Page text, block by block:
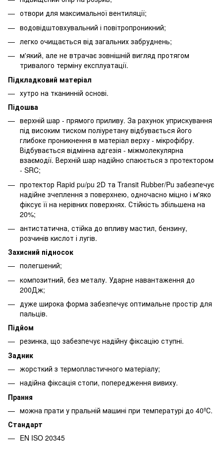
отвори для максимальної вентиляції;
водовідштовхувальний і повітропроникний;
легко очищається від загальних забруднень;
м'який, але не втрачає зовнішній вигляд протягом
тривалого терміну експлуатації.
Підкладковий матеріал
хутро на тканинній основі.
Підошва
верхній шар - прямого приливу. За рахунок уприскування
під високим тиском поліуретану відбувається його
глибоке проникнення в матеріал верху - мікрофібру.
Відбувається відмінна адгезія - міжмолекулярна
взаємодії. Верхній шар надійно спаюється з протектором
- SRC;
протектор Rapid pu/pu 2D та Transit Rubber/Pu забезпечує
надійне зчеплення з поверхнею, одночасно міцно і м'яко
фіксує її на нерівних поверхнях. Стійкість збільшена на
20%;
антистатична, стійка до впливу мастил, бензину,
розчинів кислот і лугів.
Захисний підносок
полегшений;
композитний, без металу. Ударне навантаження до
200Дж;
дуже широка форма забезпечує оптимальне простір для
пальців.
Підйом
резинка, що забезпечує надійну фіксацію ступні.
Задник
жорсткий з термопластичного матеріалу;
надійна фіксація стопи, попередження вивиху.
Прання
можна прати у пральній машині при температурі до 40ºС.
Стандарт
EN ISO 20345